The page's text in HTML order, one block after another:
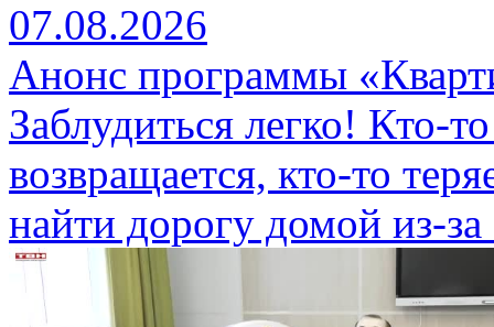
07.08.2026
Анонс программы
Заблудиться легко! Кто-
возвращается, кто-то
найти дорогу домой из-за